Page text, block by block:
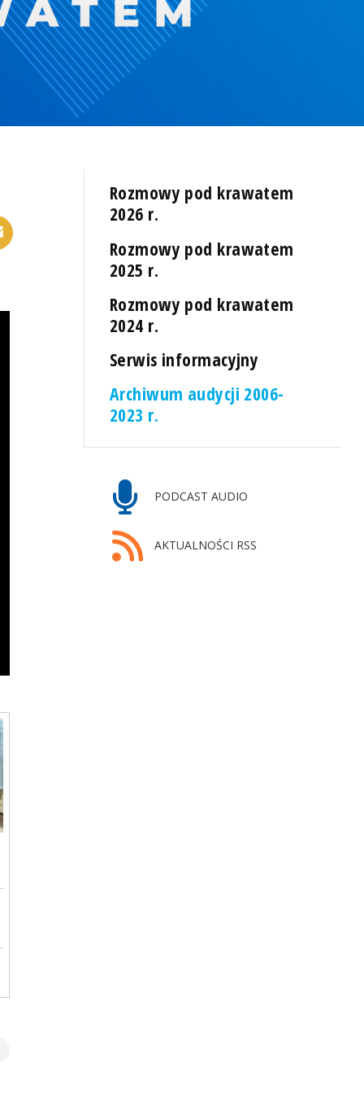
Rozmowy pod krawatem
2026 r.
Rozmowy pod krawatem
2025 r.
Rozmowy pod krawatem
2024 r.
Serwis informacyjny
Archiwum audycji 2006-
2023 r.
PODCAST AUDIO
AKTUALNOŚCI RSS